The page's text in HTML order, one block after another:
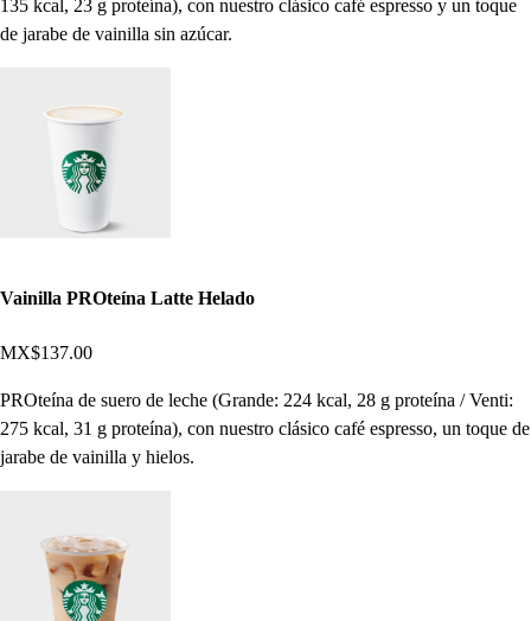
135 kcal, 23 g proteína), con nuestro clásico café espresso y un toque
de jarabe de vainilla sin azúcar.
Vainilla PROteína Latte Helado
MX$137.00
PROteína de suero de leche (Grande: 224 kcal, 28 g proteína / Venti:
275 kcal, 31 g proteína), con nuestro clásico café espresso, un toque de
jarabe de vainilla y hielos.